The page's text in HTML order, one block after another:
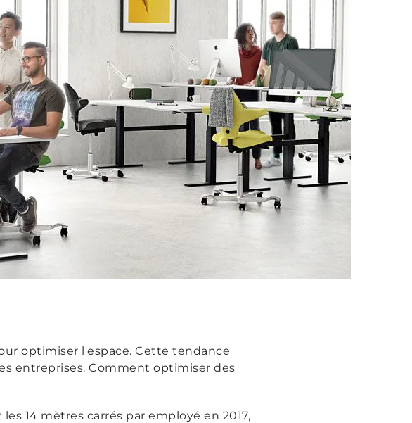
optimiser l'espace. Cette tendance
entreprises. Comment optimiser des
14 mètres carrés par employé en 2017,